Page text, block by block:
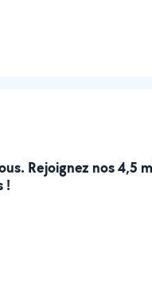
Rejoignez nos 4,5
!